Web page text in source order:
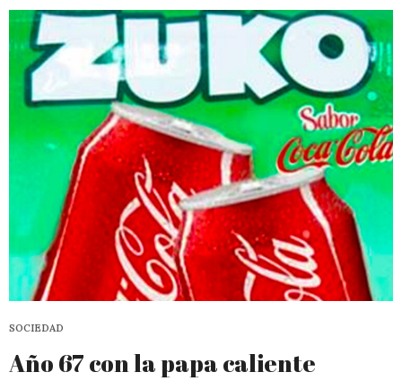
SOCIEDAD
Año 67 con la papa caliente